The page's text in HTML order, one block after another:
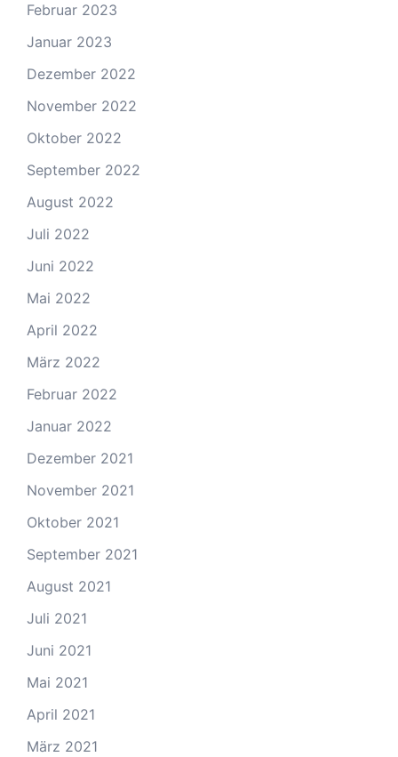
Februar 2023
Januar 2023
Dezember 2022
November 2022
Oktober 2022
September 2022
August 2022
Juli 2022
Juni 2022
Mai 2022
April 2022
März 2022
Februar 2022
Januar 2022
Dezember 2021
November 2021
Oktober 2021
September 2021
August 2021
Juli 2021
Juni 2021
Mai 2021
April 2021
März 2021